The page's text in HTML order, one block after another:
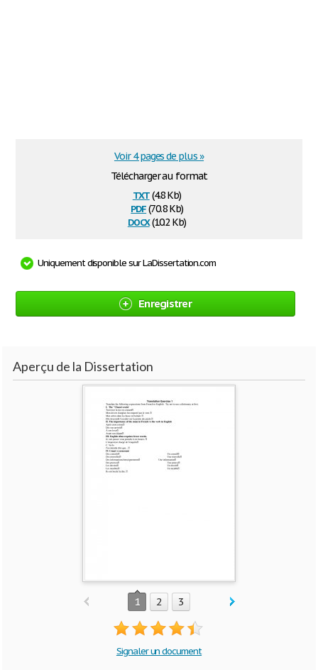
Télécharger au format
txt(4.8 Kb)
pdf(70.8 Kb)
docx(10.2 Kb)
Voir 4 pages de plus »
Uniquement disponible sur LaDissertation.com
Enregistrer
Aperçu de la Dissertation
1 2 3
Signaler un document